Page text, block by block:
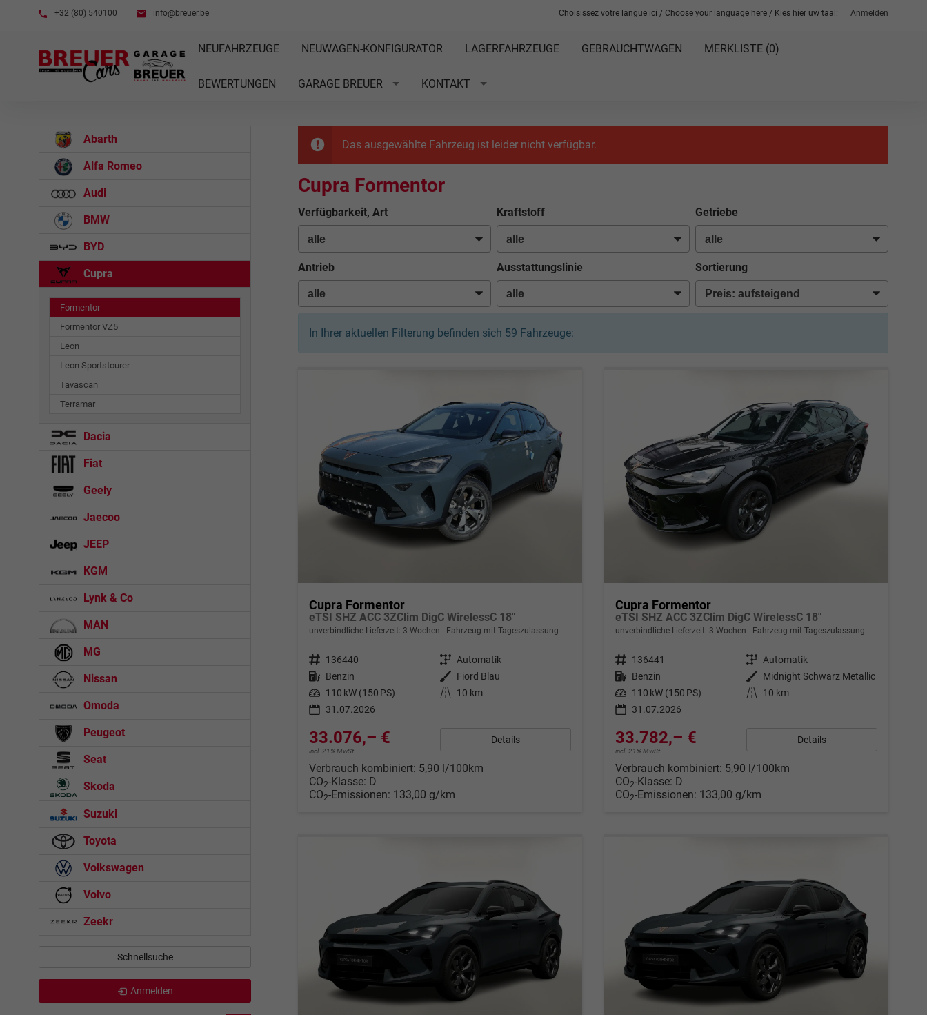
+32 (80) 540100 info@breuer.be Anmelden
Choisissez votre langue ici / Choose your language here / Kies hier uw taal:
NEUFAHRZEUGE NEUWAGEN-KONFIGURATOR LAGERFAHRZEUGE GEBRAUCHTWAGEN MERKLISTE (0)
BEWERTUNGEN GARAGE BREUER KONTAKT
Das ausgewählte Fahrzeug ist leider nicht verfügbar.
Cupra Formentor
Verfügbarkeit, Art Kraftstoff Getriebe
Antrieb Ausstattungslinie Sortierung
In Ihrer aktuellen Filterung befinden sich 59 Fahrzeuge:
Cupra Formentor
eTSI SHZ ACC 3ZClim DigC WirelessC 18"
unverbindliche Lieferzeit: 3 Wochen Fahrzeug mit Tageszulassung
Fahrzeugnr. 136440 Getriebe Automatik
Kraftstoff Benzin Außenfarbe
Fiord Blau
Leistung 110 kW (150 PS) Kilometerstand
10 km
31.07.2026
33.076,– €
incl. 21% MwSt.
Details
Verbrauch kombiniert: 5,90 l/100km
CO2-Klasse: D
CO2-Emissionen: 133,00 g/km
Cupra Formentor
eTSI SHZ ACC 3ZClim DigC WirelessC 18"
unverbindliche Lieferzeit: 3 Wochen Fahrzeug mit Tageszulassung
Fahrzeugnr. 136441 Getriebe Automatik
Kraftstoff Benzin Außenfarbe
Midnight Schwarz Metallic
Leistung 110 kW (150 PS) Kilometerstand
10 km
31.07.2026
33.782,– €
incl. 21% MwSt.
Details
Verbrauch kombiniert: 5,90 l/100km
CO2-Klasse: D
CO2-Emissionen: 133,00 g/km
Abarth
Alfa Romeo
Audi
BMW
BYD
Cupra
Formentor
Formentor VZ5
Leon
Leon Sportstourer
Tavascan
Terramar
Dacia
Fiat
Geely
Jaecoo
JEEP
KGM
Lynk & Co
MAN
MG
Nissan
Omoda
Peugeot
Seat
Skoda
Suzuki
Toyota
Volkswagen
Volvo
Zeekr
Schnellsuche
Anmelden